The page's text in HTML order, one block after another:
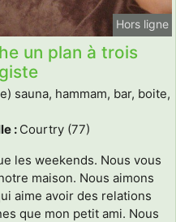
Hors ligne
un plan à trois
sauna, hammam, bar, boite,
: Courtry (77)
les weekends. Nous vous
maison. Nous aimons
aime avoir des relations
que mon petit ami. Nous